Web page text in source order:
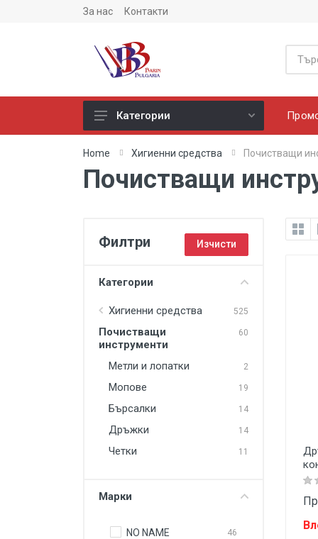
За нас Контакти
Офис консумативи
Хартия и изделия от хартия
Компютърни аксесоари
Храни и напитки
Ученически пособия
Категории
Home Хигиенни средства Почистващи
Почистващи
Филтри Изчисти
Категории
Хигиенни средства 525
Почистващи
инструменти
60
Метли и лопатки 2
Мопове 19
Бърсалки 14
Дръжки 14
Четки 11
Марки
NO NAME 46